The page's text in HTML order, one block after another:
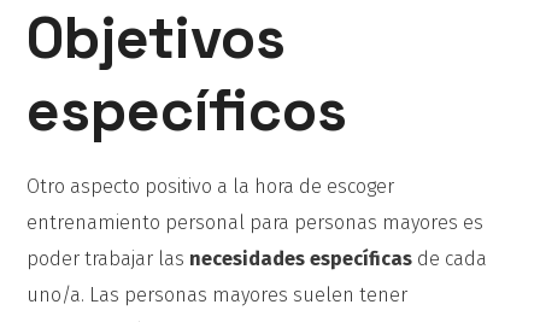
Objetivos
específicos
Otro aspecto positivo a la hora de escoger
entrenamiento personal para personas mayores es
poder trabajar las necesidades específicas de cada
uno/a. Las personas mayores suelen tener